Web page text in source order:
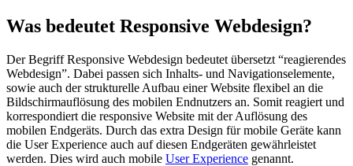
Was bedeutet Responsive Webdesign?
Der Begriff Responsive Webdesign bedeutet übersetzt “reagierendes
Webdesign”. Dabei passen sich Inhalts- und Navigationselemente,
sowie auch der strukturelle Aufbau einer Website flexibel an die
Bildschirmauflösung des mobilen Endnutzers an. Somit reagiert und
korrespondiert die responsive Website mit der Auflösung des
mobilen Endgeräts. Durch das extra Design für mobile Geräte kann
die User Experience auch auf diesen Endgeräten gewährleistet
werden. Dies wird auch mobile User Experience genannt.